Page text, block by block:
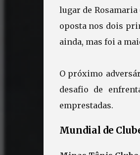
lugar de
oposta nos dois
ainda, mas foi a
O próximo
desafio de
emprestadas.
Mundial de